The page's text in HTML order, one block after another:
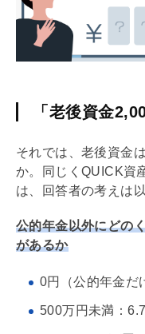
「老後資金
それでは、老後資金
か。同じくQUICK資
は、回答者の考えは
公的年金以外にどの
があるか
0円（公的年金だ
500万円未満：